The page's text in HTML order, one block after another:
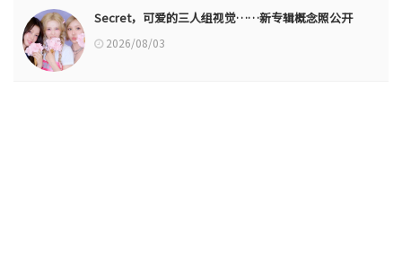
Secret，可爱的三人组视觉……新专辑概念照公开
2026/08/03